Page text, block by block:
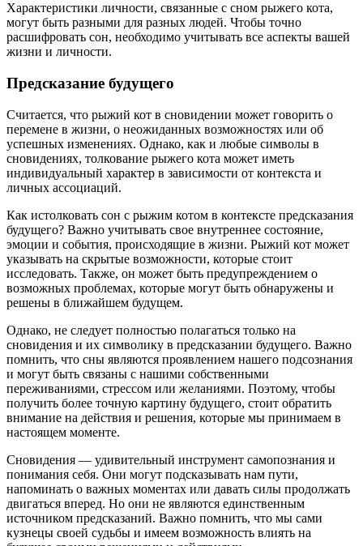
Характеристики личности, связанные с сном рыжего кота,
могут быть разными для разных людей. Чтобы точно
расшифровать сон, необходимо учитывать все аспекты вашей
жизни и личности.
Предсказание будущего
Считается, что рыжий кот в сновидении может говорить о
перемене в жизни, о неожиданных возможностях или об
успешных изменениях. Однако, как и любые символы в
сновидениях, толкование рыжего кота может иметь
индивидуальный характер в зависимости от контекста и
личных ассоциаций.
Как истолковать сон с рыжим котом в контексте предсказания
будущего? Важно учитывать свое внутреннее состояние,
эмоции и события, происходящие в жизни. Рыжий кот может
указывать на скрытые возможности, которые стоит
исследовать. Также, он может быть предупреждением о
возможных проблемах, которые могут быть обнаружены и
решены в ближайшем будущем.
Однако, не следует полностью полагаться только на
сновидения и их символику в предсказании будущего. Важно
помнить, что сны являются проявлением нашего подсознания
и могут быть связаны с нашими собственными
переживаниями, стрессом или желаниями. Поэтому, чтобы
получить более точную картину будущего, стоит обратить
внимание на действия и решения, которые мы принимаем в
настоящем моменте.
Сновидения — удивительный инструмент самопознания и
понимания себя. Они могут подсказывать нам пути,
напоминать о важных моментах или давать силы продолжать
двигаться вперед. Но они не являются единственным
источником предсказаний. Важно помнить, что мы сами
кузнецы своей судьбы и имеем возможность влиять на